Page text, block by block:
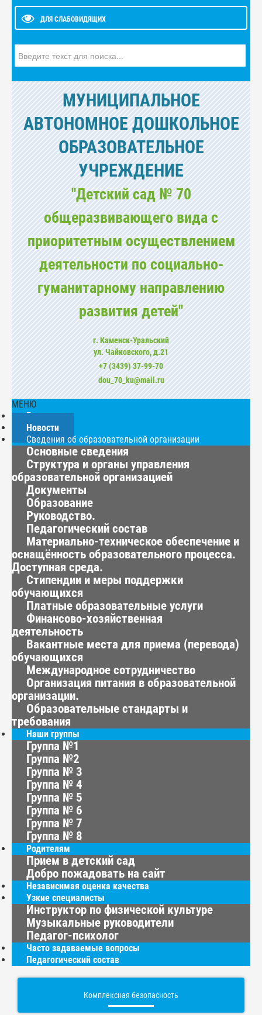
ДЛЯ СЛАБОВИДЯЩИХ
МУНИЦИПАЛЬНОЕ
АВТОНОМНОЕ ДОШКОЛЬНОЕ
ОБРАЗОВАТЕЛЬНОЕ
УЧРЕЖДЕНИЕ
"Детский сад № 70
общеразвивающего вида с
приоритетным осуществлением
деятельности по социально-
гуманитарному направлению
развития детей"
г. Каменск-Уральский
ул. Чайковского, д.21
+7 (3439) 37-99-70
dou_70_ku@mail.ru
МЕНЮ
Главная
Новости
Сведения об образовательной организации
Основные сведения
Структура и органы управления
образовательной организацией
Документы
Образование
Руководство.
Педагогический состав
Материально-техническое обеспечение и
оснащённость образовательного процесса.
Доступная среда.
Стипендии и меры поддержки
обучающихся
Платные образовательные услуги
Финансово-хозяйственная
деятельность
Вакантные места для приема (перевода)
обучающихся
Международное сотрудничество
Организация питания в образовательной
организации.
Образовательные стандарты и
требования
Наши группы
Группа №1
Группа №2
Группа № 3
Группа № 4
Группа № 5
Группа № 6
Группа № 7
Группа № 8
Родителям
Прием в детский сад
Добро пожадовать на сайт
Независимая оценка качества
Узкие специалисты
Инструктор по физической культуре
Музыкальные руководители
Педагог-психолог
Часто задаваемые вопросы
Педагогический состав
Комплексная безопасность